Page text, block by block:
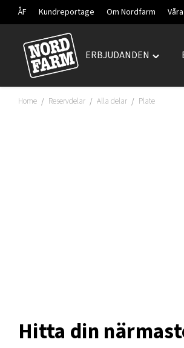
ÅF Kundreportage Om Nordfarm
Hoppa
innehåll
ERBJUDANDEN
Toggle
menu
Home / Reservdelar / Alla delar / Plate
Hitta din